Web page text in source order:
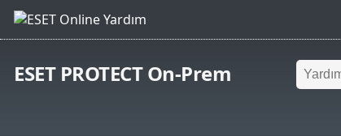
ESET PROTECT On-Prem